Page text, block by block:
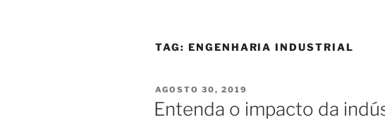
TAG: ENGENHARIA INDUSTRIAL
PUBLICADO
EM
AGOSTO 30, 2019
Entenda o impacto da